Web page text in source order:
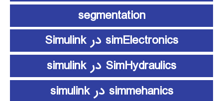
segmentation
simElectronics در Simulink
SimHydraulics در simulink
simmehanics در simulink